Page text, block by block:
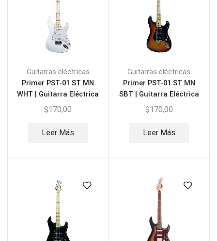
Guitarras eléctricas
Primer PST-01 ST MN
WHT | Guitarra Eléctrica
$170,00
Leer Más
Guitarras eléctricas
Primer PST-01 ST MN
SBT | Guitarra Eléctrica
$170,00
Leer Más